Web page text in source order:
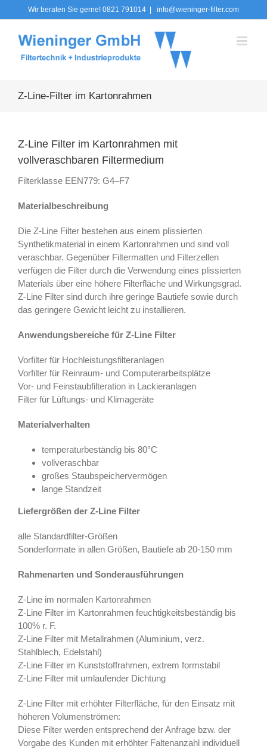
Inhalt
Wir beraten Sie gerne! 0821 791014 info@wieninger-filter.com
Z-Line-Filter im Kartonrahmen
Z-Line Filter im Kartonrahmen mit
vollveraschbaren Filtermedium
Filterklasse EEN779: G4–F7
Materialbeschreibung
Die Z-Line Filter bestehen aus einem plissierten
Synthetikmaterial in einem Kartonrahmen und sind voll
veraschbar. Gegenüber Filtermatten und Filterzellen
verfügen die Filter durch die Verwendung eines plissierten
Materials über eine höhere Filterfläche und Wirkungsgrad.
Z-Line Filter sind durch ihre geringe Bautiefe sowie durch
das geringere Gewicht leicht zu installieren.
Anwendungsbereiche für Z-Line Filter
Vorfilter für Hochleistungsfilteranlagen
Vorfilter für Reinraum- und Computerarbeitsplätze
Vor- und Feinstaubfilteration in Lackieranlagen
Filter für Lüftungs- und Klimageräte
Materialverhalten
temperaturbeständig bis 80°C
vollveraschbar
großes Staubspeichervermögen
lange Standzeit
Liefergrößen der Z-Line Filter
alle Standardfilter-Größen
Sonderformate in allen Größen, Bautiefe ab 20-150 mm
Rahmenarten und Sonderausführungen
Z-Line im normalen Kartonrahmen
Z-Line Filter im Kartonrahmen feuchtigkeitsbeständig bis
100% r. F.
Z-Line Filter mit Metallrahmen (Aluminium, verz.
Stahlblech, Edelstahl)
Z-Line Filter im Kunststoffrahmen, extrem formstabil
Z-Line Filter mit umlaufender Dichtung
Z-Line Filter mit erhöhter Filterfläche, für den Einsatz mit
höheren Volumenströmen:
Diese Filter werden entsprechend der Anfrage bzw. der
Vorgabe des Kunden mit erhöhter Faltenanzahl individuell